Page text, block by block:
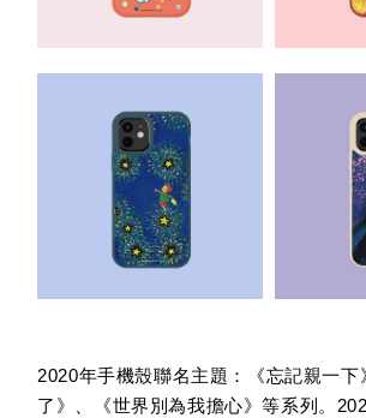
2020年手機殼聯名主題：《忘記親一下
了》、《世界別為我擔心》等系列。